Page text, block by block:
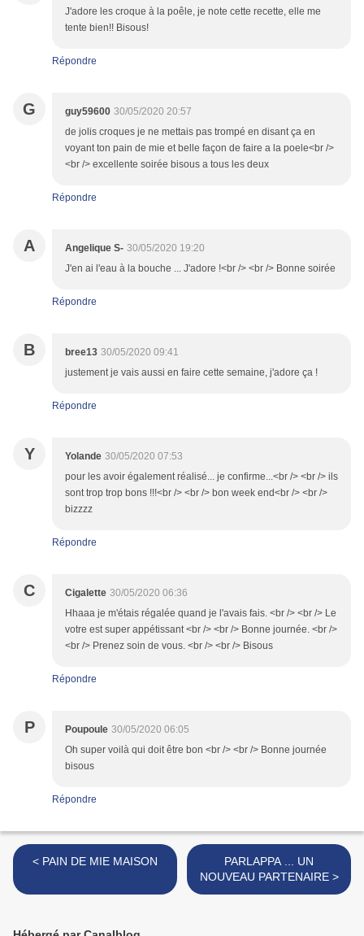
J'adore les croque à la poêle, je note cette recette, elle me
tente bien!! Bisous!
Répondre
G guy59600 30/05/2020 20:57
de jolis croques je ne mettais pas trompé en disant ça en
voyant ton pain de mie et belle façon de faire a la poele<br />
<br /> excellente soirée bisous a tous les deux
Répondre
A Angelique S- 30/05/2020 19:20
J'en ai l'eau à la bouche ... J'adore !<br /> <br /> Bonne soirée
Répondre
B bree13 30/05/2020 09:41
justement je vais aussi en faire cette semaine, j'adore ça !
Répondre
Y Yolande 30/05/2020 07:53
pour les avoir également réalisé... je confirme...<br /> <br /> ils
sont trop trop bons !!!<br /> <br /> bon week end<br /> <br />
bizzzz
Répondre
C Cigalette 30/05/2020 06:36
Hhaaa je m'étais régalée quand je l'avais fais. <br /> <br /> Le
votre est super appétissant <br /> <br /> Bonne journée. <br />
<br /> Prenez soin de vous. <br /> <br /> Bisous
Répondre
P Poupoule 30/05/2020 06:05
Oh super voilà qui doit être bon <br /> <br /> Bonne journée
bisous
Répondre
< PAIN DE MIE MAISON
PARLAPPA ... UN
NOUVEAU PARTENAIRE >